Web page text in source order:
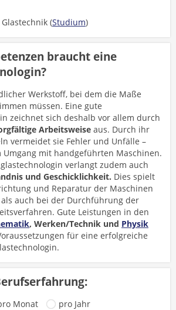
(Studium)
braucht eine
Werkstoff, bei dem die Maße
müssen. Eine gute
zeichnet sich deshalb vor allem durch
Arbeitsweise aus. Durch ihr
vermeidet sie Fehler und Unfälle –
Umgang mit handgeführten Maschinen.
verlangt zudem auch
und Geschicklichkeit. Dies spielt
und Reparatur der Maschinen
auch bei der Durchführung der
Gute Leistungen in den
, Werken/Technik und Physik
für eine erfolgreiche
Monat
pro Jahr